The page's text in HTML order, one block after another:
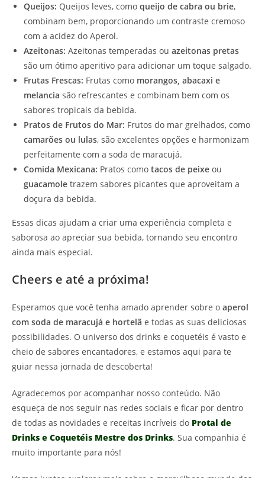
Queijos: Queijos leves, como queijo de cabra ou brie,
combinam bem, proporcionando um contraste cremoso
com a acidez do Aperol.
Azeitonas: Azeitonas temperadas ou azeitonas pretas
são um ótimo aperitivo para adicionar um toque salgado.
Frutas Frescas: Frutas como morangos, abacaxi e
melancia são refrescantes e combinam bem com os
sabores tropicais da bebida.
Pratos de Frutos do Mar: Frutos do mar grelhados, como
camarões ou lulas, são excelentes opções e harmonizam
perfeitamente com a soda de maracujá.
Comida Mexicana: Pratos como tacos de peixe ou
guacamole trazem sabores picantes que aproveitam a
doçura da bebida.
Essas dicas ajudam a criar uma experiência completa e
saborosa ao apreciar sua bebida, tornando seu encontro
ainda mais especial.
Cheers e até a próxima!
Esperamos que você tenha amado aprender sobre o aperol
com soda de maracujá e hortelã e todas as suas deliciosas
possibilidades. O universo dos drinks e coquetéis é vasto e
cheio de sabores encantadores, e estamos aqui para te
guiar nessa jornada de descoberta!
Agradecemos por acompanhar nosso conteúdo. Não
esqueça de nos seguir nas redes sociais e ficar por dentro
de todas as novidades e receitas incríveis do Protal de
Drinks e Coquetéis Mestre dos Drinks. Sua companhia é
muito importante para nós!